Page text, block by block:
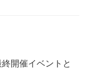
開催イベントと